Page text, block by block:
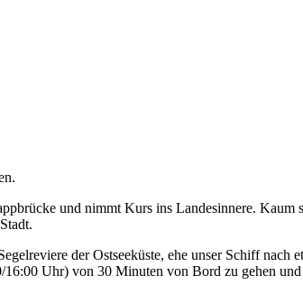
und nimmt Kurs ins Landesinnere. Kaum
der Ostseeküste, ehe unser Schiff nach
Uhr) von 30 Minuten von Bord zu gehen